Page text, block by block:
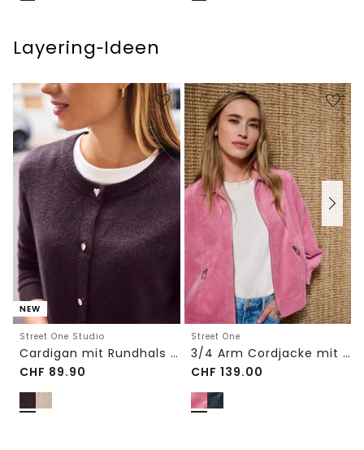
Layering‑Ideen
NEW
Street One Studio
Cardigan mit Rundhals und Knöpfen
CHF 89.90
Street One
3/4 Arm Cordjacke mit Hemdkragen
CHF 139.00